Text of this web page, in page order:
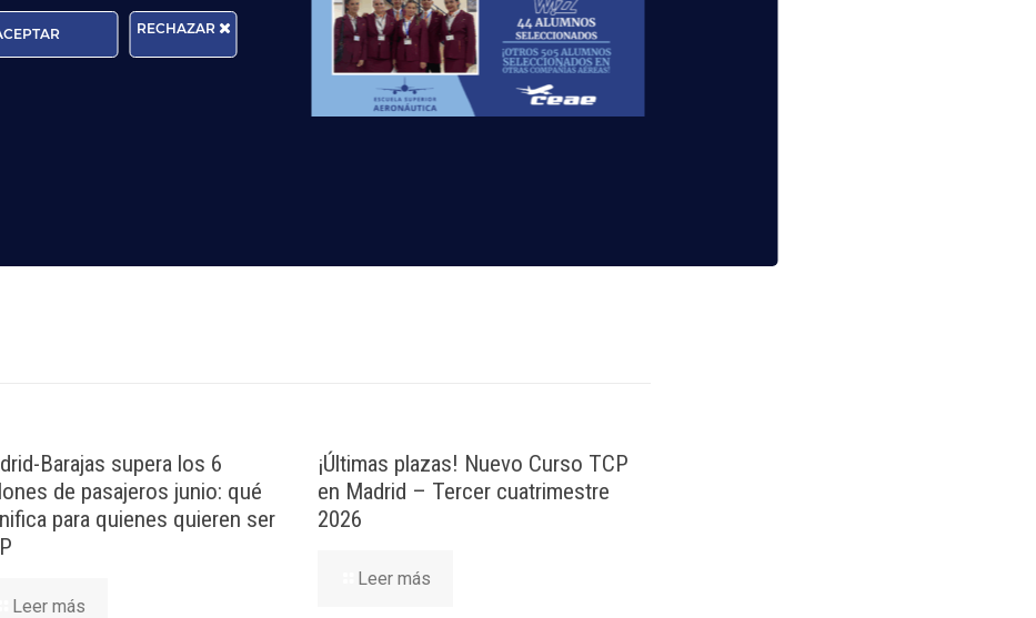
S.L. le informa que tratará los datos personales que facilite con la finalidad de
sus derechos de protección de datos a través del e-mail
por favor, consulte nuestra
Barajas supera los 6
de pasajeros junio: qué
para quienes quieren ser
Leer más
¡Últimas plazas! Nuevo Curso TCP
en Madrid – Tercer cuatrimestre
2026
Leer más
RECHAZAR